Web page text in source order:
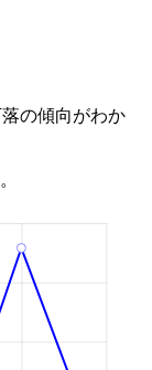
の傾向がわか